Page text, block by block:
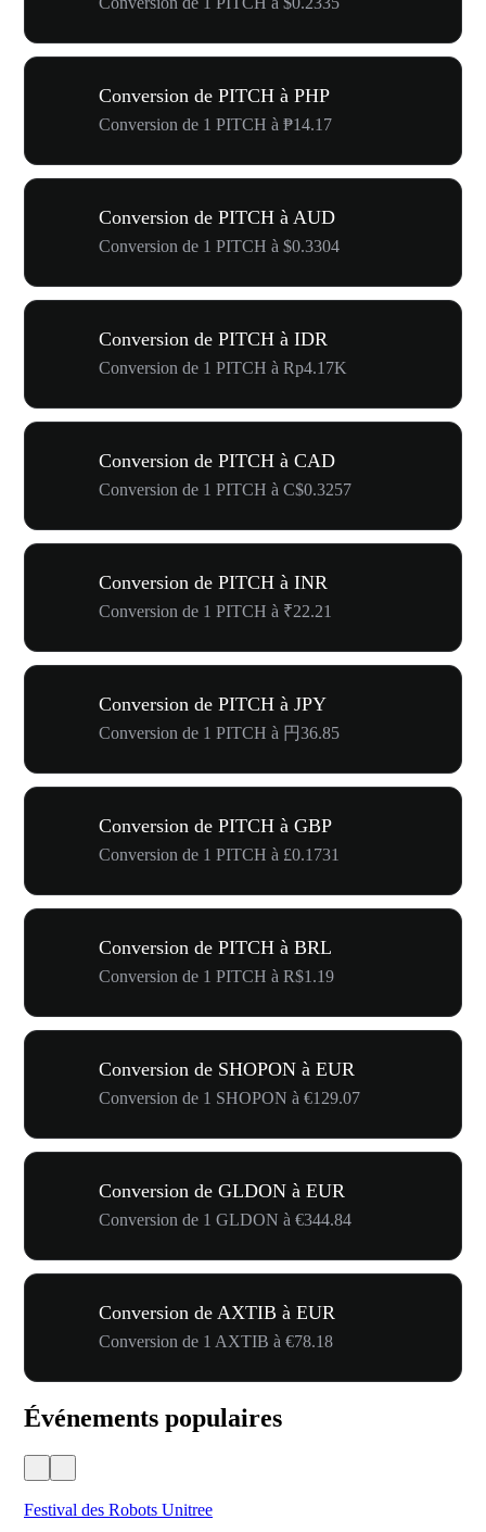
Conversion de PITCH à PHP
Conversion de 1 PITCH à ₱14.17
Conversion de PITCH à AUD
Conversion de 1 PITCH à $0.3304
Conversion de PITCH à IDR
Conversion de 1 PITCH à Rp4.17K
Conversion de PITCH à CAD
Conversion de 1 PITCH à C$0.3257
Conversion de PITCH à INR
Conversion de 1 PITCH à ₹22.21
Conversion de PITCH à JPY
Conversion de 1 PITCH à 円36.85
Conversion de PITCH à GBP
Conversion de 1 PITCH à £0.1731
Conversion de PITCH à BRL
Conversion de 1 PITCH à R$1.19
Conversion de SHOPON à EUR
Conversion de 1 SHOPON à €129.07
Conversion de GLDON à EUR
Conversion de 1 GLDON à €344.84
Conversion de AXTIB à EUR
Conversion de 1 AXTIB à €78.18
Événements populaires
Festival des Robots Unitree